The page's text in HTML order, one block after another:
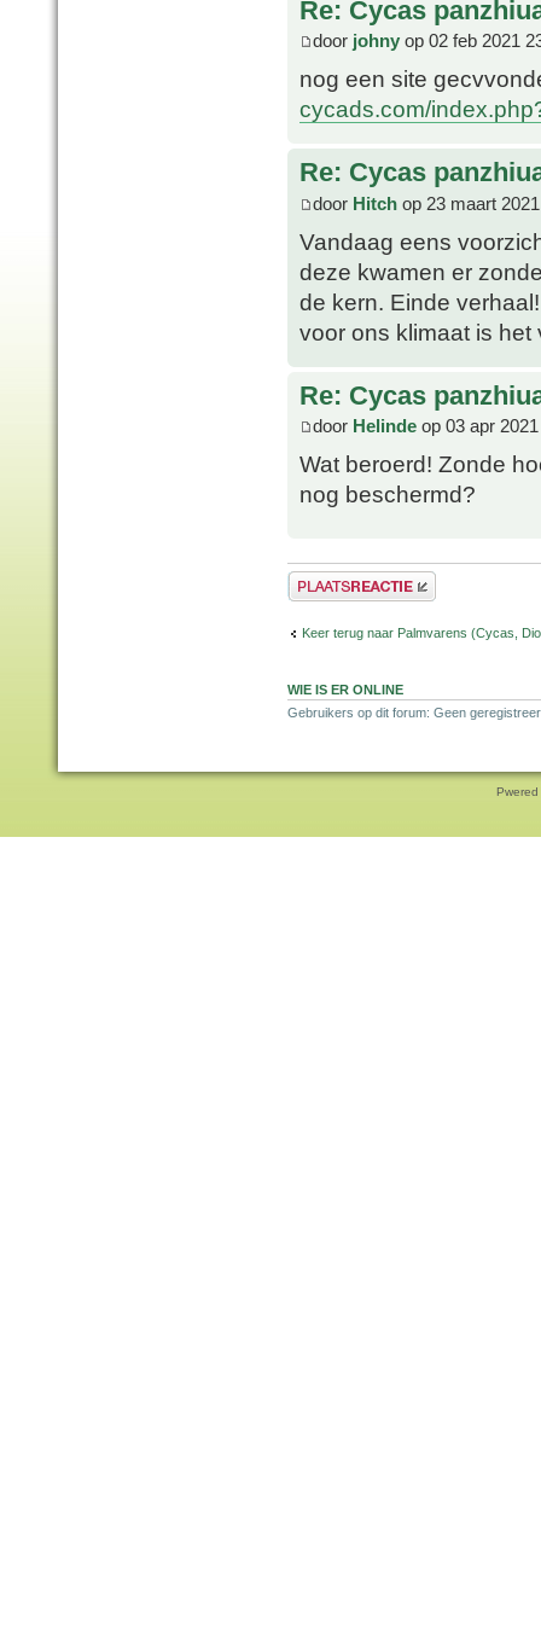
Re: Cycas
door johny op 02 feb 2021
nog een site
cycads.com/
Re: Cycas
door Hitch op 23 maart
Vandaag eens
deze kwamen er
de kern. Einde
voor ons klimaat is het
Re: Cycas
door Helinde op 03 apr
Wat beroerd! Zonde
nog beschermd?
Plaats een reactie
Keer terug naar Palmvarens (Cycas,
WIE IS ER ONLINE
Gebruikers op dit forum: Geen